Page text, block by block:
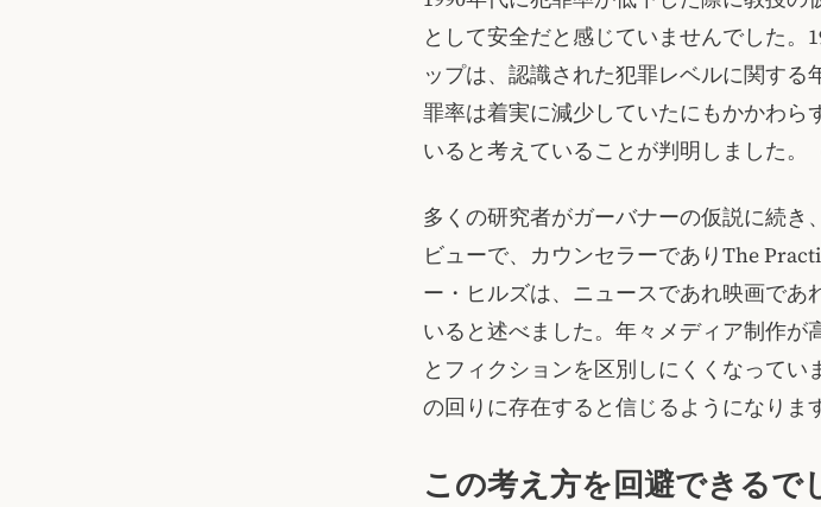
として安全だと感じていませんでした。
ップは、認識された犯罪レベルに関す
罪率は着実に減少していたにもかかわら
いると考えていることが判明しました。
多くの研究者がガーバナーの仮説に続き
ビューで、カウンセラーでありThe
ー・ヒルズは、ニュースであれ映画であ
いると述べました。年々メディア制作
とフィクションを区別しにくくなって
の回りに存在すると信じるようになりま
この考え方を回避できるで